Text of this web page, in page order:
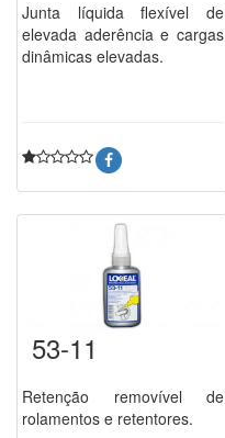
Junta líquida flexível de
elevada aderência e cargas
dinâmicas elevadas.
53-11
Retenção removível de
rolamentos e retentores.